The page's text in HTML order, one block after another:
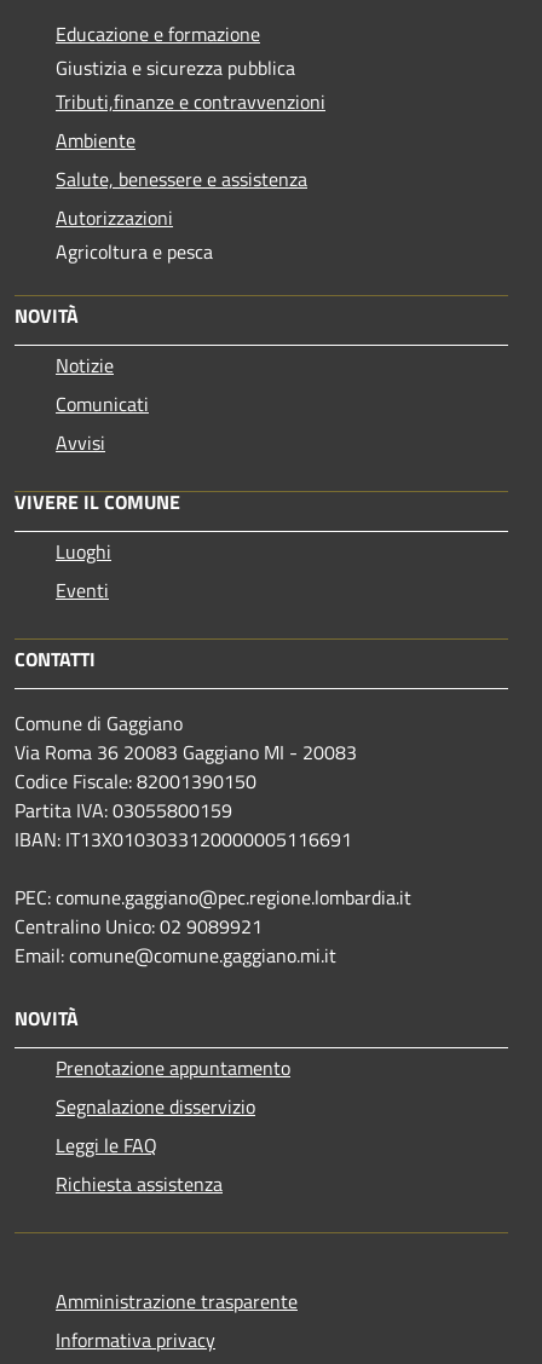
Educazione e formazione
Giustizia e sicurezza pubblica
Tributi,finanze e contravvenzioni
Ambiente
Salute, benessere e assistenza
Autorizzazioni
Agricoltura e pesca
NOVITÀ
Notizie
Comunicati
Avvisi
VIVERE IL COMUNE
Luoghi
Eventi
CONTATTI
Comune di Gaggiano
Via Roma 36 20083 Gaggiano MI - 20083
Codice Fiscale: 82001390150
Partita IVA: 03055800159
IBAN: IT13X0103033120000005116691
PEC: comune.gaggiano@pec.regione.lombardia.it
Centralino Unico: 02 9089921
Email: comune@comune.gaggiano.mi.it
NOVITÀ
Prenotazione appuntamento
Segnalazione disservizio
Leggi le FAQ
Richiesta assistenza
Amministrazione trasparente
Informativa privacy